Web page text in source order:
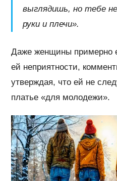
выглядишь, но тебе
руки и плечи».
Даже женщины примерно
ей неприятности,
утверждая, что ей не
платье «для молодежи».